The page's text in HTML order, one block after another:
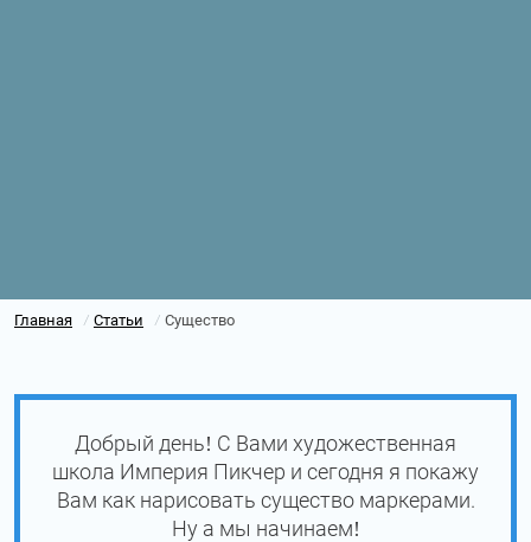
Главная / Статьи / Существо
Добрый день! С Вами художественная
школа Империя Пикчер и сегодня я покажу
Вам как нарисовать существо маркерами.
Ну а мы начинаем!